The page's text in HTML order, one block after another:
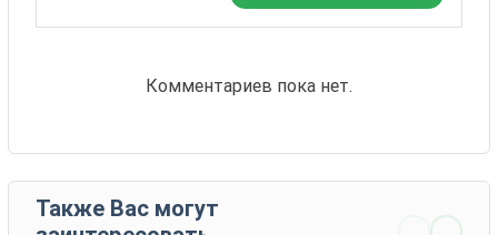
Комментариев пока нет.
Также Вас могут